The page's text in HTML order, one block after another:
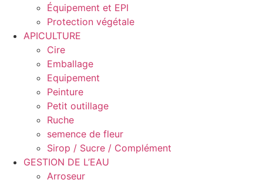
Équipement et EPI
Protection végétale
APICULTURE
Cire
Emballage
Equipement
Peinture
Petit outillage
Ruche
semence de fleur
Sirop / Sucre / Complément
GESTION DE L’EAU
Arroseur